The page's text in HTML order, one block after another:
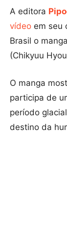
A editora
vídeo em seu
Brasil o manga
(Chikyuu
O manga
participa de
período
destino da